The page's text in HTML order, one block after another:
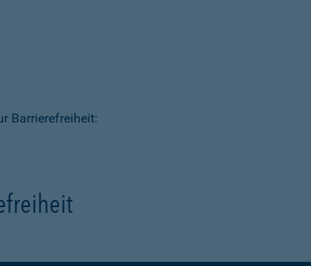
Barrierefreiheit: